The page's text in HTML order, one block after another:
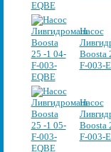
Насос
Boosta
F-003-
Насос
Boosta
F-003-